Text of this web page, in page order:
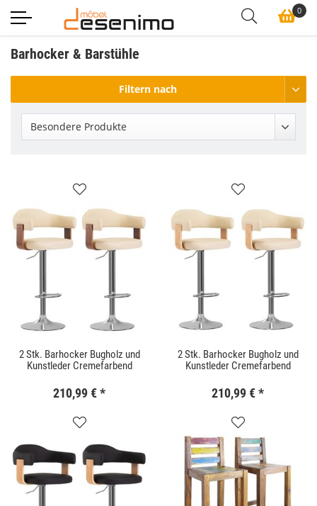
0
Barhocker & Barstühle
Filtern nach
Besondere Produkte
2 Stk. Barhocker Bugholz und
Kunstleder Cremefarbend
210,99 €*
2 Stk. Barhocker Bugholz und
Kunstleder Cremefarbend
210,99 €*